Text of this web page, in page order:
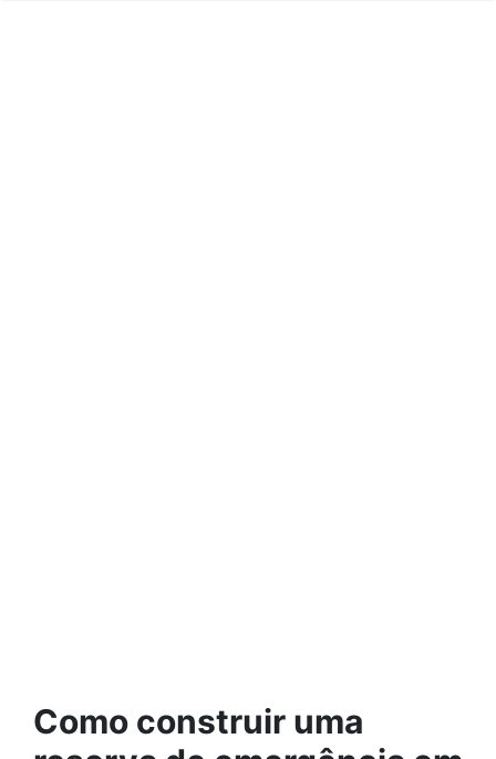
Como construir uma